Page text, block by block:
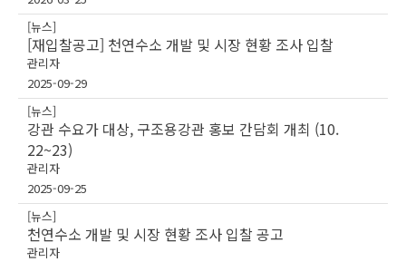
[뉴스]
[재입찰공고] 천연수소 개발 및 시장 현황 조사 입찰
관리자
2025-09-29
[뉴스]
강관 수요가 대상, 구조용강관 홍보 간담회 개최 (10.
22~23)
관리자
2025-09-25
[뉴스]
천연수소 개발 및 시장 현황 조사 입찰 공고
관리자